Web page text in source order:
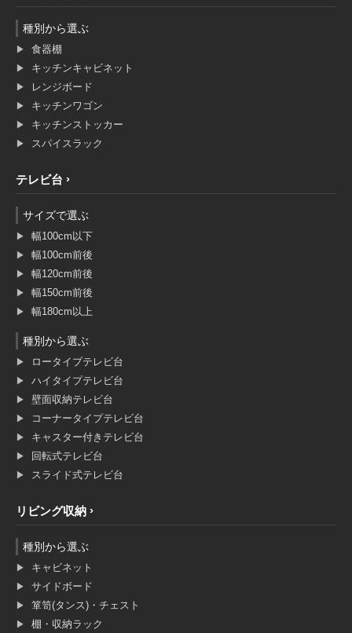
種別から選ぶ
食器棚
キッチンキャビネット
レンジボード
キッチンワゴン
キッチンストッカー
スパイスラック
テレビ台
サイズで選ぶ
幅100cm以下
幅100cm前後
幅120cm前後
幅150cm前後
幅180cm以上
種別から選ぶ
ロータイプテレビ台
ハイタイプテレビ台
壁面収納テレビ台
コーナータイプテレビ台
キャスター付きテレビ台
回転式テレビ台
スライド式テレビ台
リビング収納
種別から選ぶ
キャビネット
サイドボード
箪笥(タンス)・チェスト
棚・収納ラック